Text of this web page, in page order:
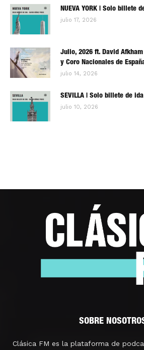
NUEVA YORK | Solo billete
julio 17, 2026
Julio, 2026 ft. David
y Coro Nacionales de
julio 14, 2026
SEVILLA | Solo billete de ida
julio 10, 2026
SOBRE
Clásica FM es la plataforma de